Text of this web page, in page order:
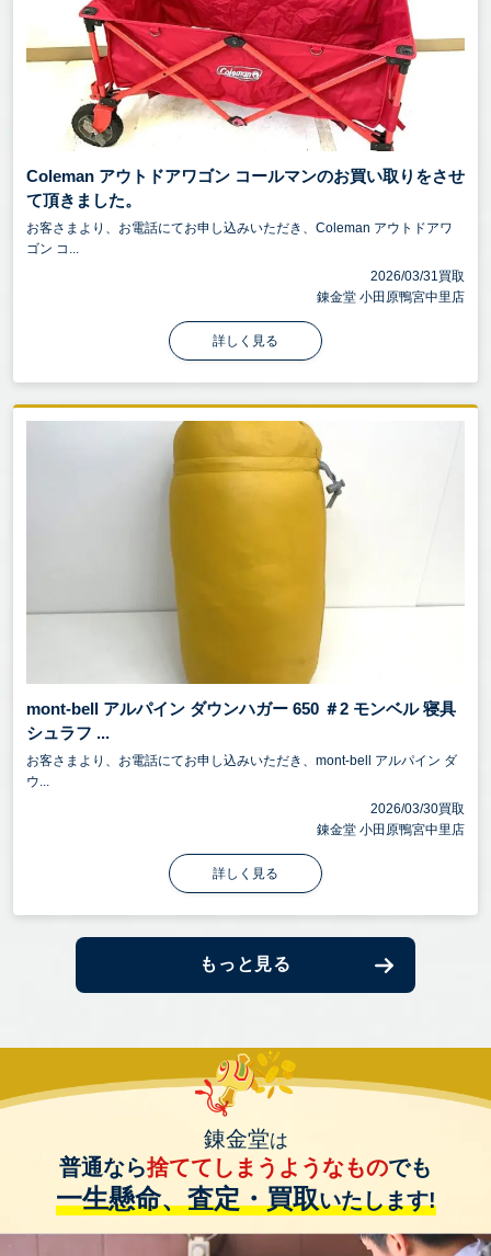
Coleman アウトドアワゴン コールマンのお買い取りをさせ
て頂きました。
お客さまより、お電話にてお申し込みいただき、Coleman アウトドアワ
ゴン コ...
2026/03/31買取
錬金堂 小田原鴨宮中里店
詳しく見る
mont-bell アルパイン ダウンハガー 650 ＃2 モンベル 寝具
シュラフ ...
お客さまより、お電話にてお申し込みいただき、mont-bell アルパイン ダ
ウ...
2026/03/30買取
錬金堂 小田原鴨宮中里店
詳しく見る
もっと見る
錬金堂は
普通なら捨ててしまうようなものでも
一生懸命、査定・買取いたします!